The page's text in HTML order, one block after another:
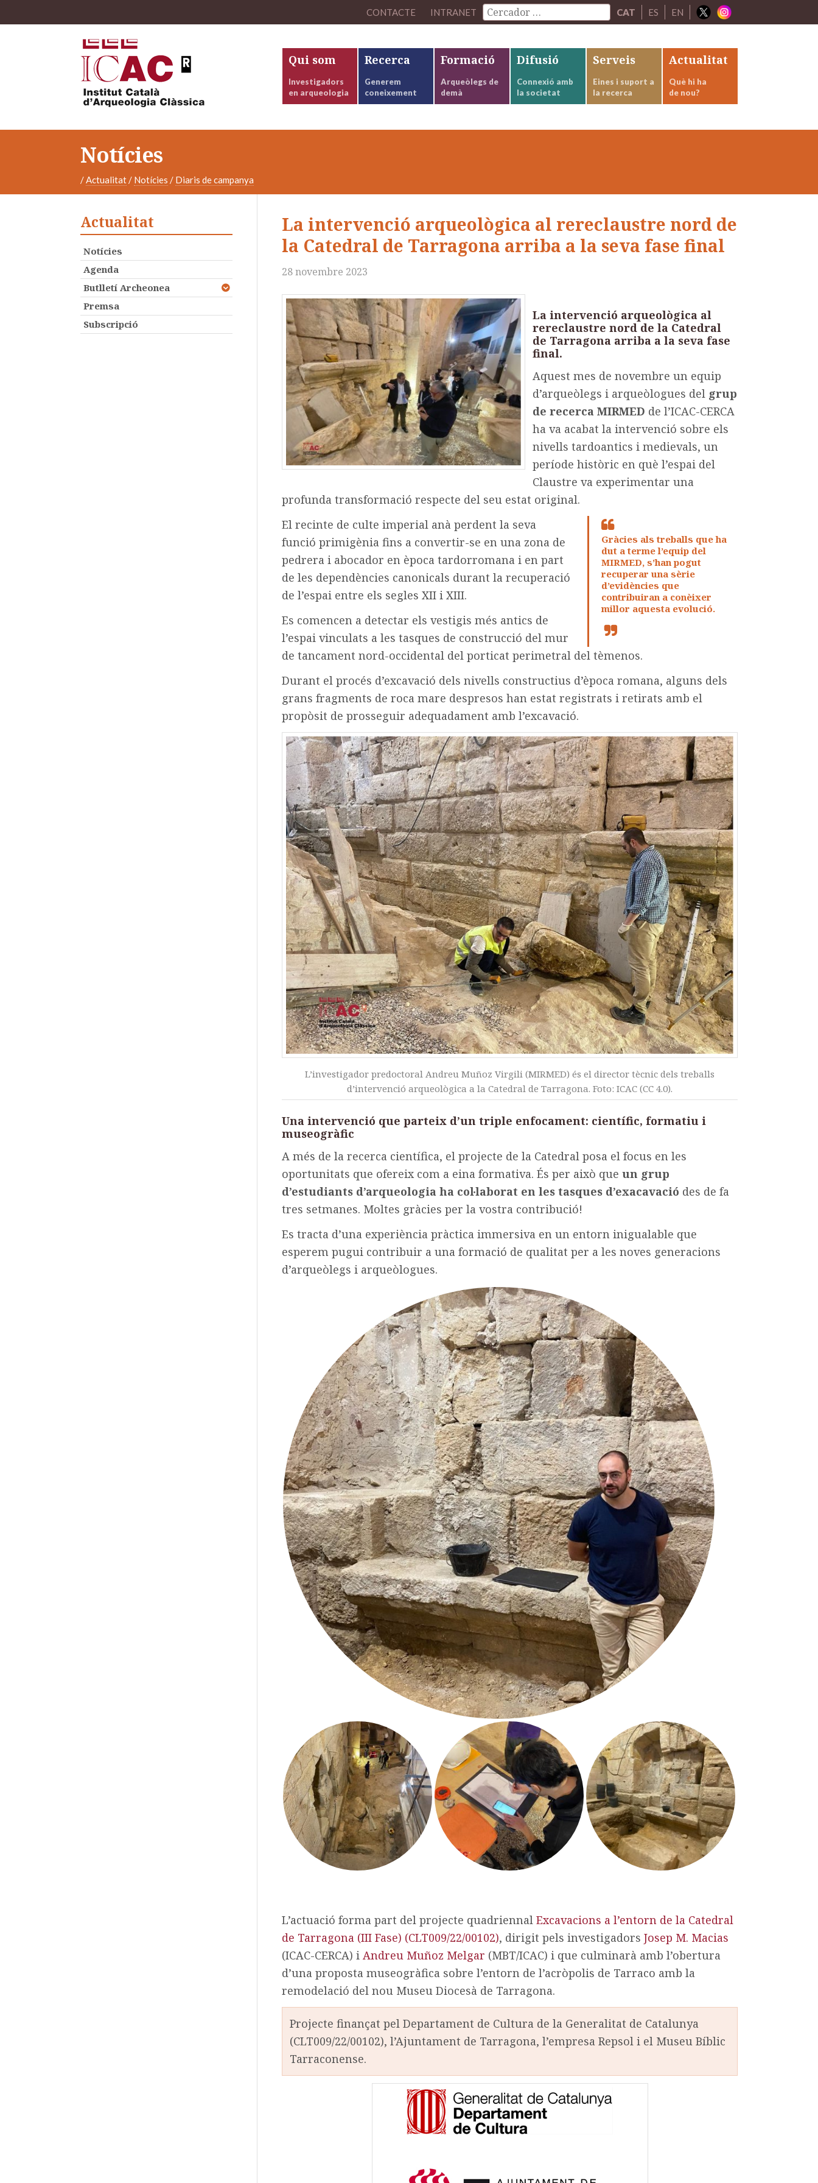
CONTACTE INTRANET CAT ES EN
Qui som
Investigadors
en arqueologia
Recerca
Generem
coneixement
Formació
Arqueòlegs de
demà
Difusió
Connexió amb
la societat
Serveis
Eines i suport a
la recerca
Actualitat
Què hi ha
de nou?
Notícies
/Actualitat/ Notícies / Diaris de campanya
La intervenció arqueològica al rereclaustre nord de
la Catedral de Tarragona arriba a la seva fase final
28 novembre 2023
La intervenció arqueològica al
rereclaustre nord de la Catedral
de Tarragona arriba a la seva fase
final.
Aquest mes de novembre un equip
d’arqueòlegs i arqueòlogues del grup
de recerca MIRMED de l’ICAC-CERCA
ha va acabat la intervenció sobre els
nivells tardoantics i medievals, un
període històric en què l’espai del
Claustre va experimentar una
profunda transformació respecte del seu estat original.
Gràcies als treballs que ha
dut a terme l’equip del
MIRMED, s’han pogut
recuperar una sèrie
d’evidències que
contribuiran a conèixer
millor aquesta evolució.
El recinte de culte imperial anà perdent la seva
funció primigènia fins a convertir-se en una zona de
pedrera i abocador en època tardorromana i en part
de les dependències canonicals durant la recuperació
de l’espai entre els segles XII i XIII.
Es comencen a detectar els vestigis més antics de
l’espai vinculats a les tasques de construcció del mur
de tancament nord-occidental del porticat perimetral del tèmenos.
Durant el procés d’excavació dels nivells constructius d’època romana, alguns dels
grans fragments de roca mare despresos han estat registrats i retirats amb el
propòsit de prosseguir adequadament amb l’excavació.
L’investigador predoctoral Andreu Muñoz Virgili (MIRMED) és el director tècnic dels treballs
d’intervenció arqueològica a la Catedral de Tarragona. Foto: ICAC (CC 4.0).
Una intervenció que parteix d’un triple enfocament: científic, formatiu i
museogràfic
A més de la recerca científica, el projecte de la Catedral posa el focus en les
oportunitats que ofereix com a eina formativa. És per això que un grup
d’estudiants d’arqueologia ha col·laborat en les tasques d’exacavació des de fa
tres setmanes. Moltes gràcies per la vostra contribució!
Es tracta d’una experiència pràctica immersiva en un entorn inigualable que
esperem pugui contribuir a una formació de qualitat per a les noves generacions
d’arqueòlegs i arqueòlogues.
L’actuació forma part del projecte quadriennal Excavacions a l’entorn de la Catedral
de Tarragona (III Fase) (CLT009/22/00102), dirigit pels investigadors Josep M. Macias
(ICAC-CERCA) i Andreu Muñoz Melgar (MBT/ICAC) i que culminarà amb l’obertura
d’una proposta museogràfica sobre l’entorn de l’acròpolis de Tarraco amb la
remodelació del nou Museu Diocesà de Tarragona.
Projecte finançat pel Departament de Cultura de la Generalitat de Catalunya
(CLT009/22/00102), l’Ajuntament de Tarragona, l’empresa Repsol i el Museu Bíblic
Tarraconense.
Actualitat
Notícies
Agenda
Butlletí Archeonea
Premsa
Subscripció